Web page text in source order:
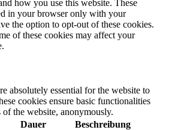
how you use this website. These
in your browser only with your
the option to opt-out of these cookies.
of these cookies may affect your
absolutely essential for the website to
cookies ensure basic functionalities
of the website, anonymously.
Dauer Beschreibung